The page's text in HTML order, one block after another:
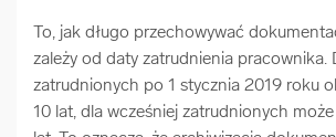
To, jak długo przechowywać
zależy od daty zatrudnienia pracownika.
zatrudnionych po 1 stycznia 2019 roku
10 lat, dla wcześniej zatrudnionych